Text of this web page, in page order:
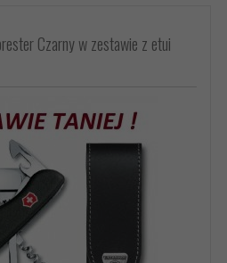
Czarny w zestawie z etui